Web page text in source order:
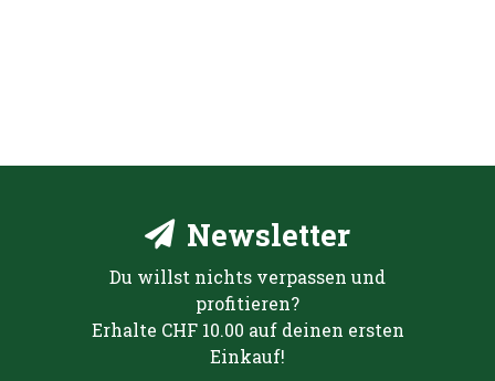
Newsletter
Du willst nichts verpassen und
profitieren?
Erhalte CHF 10.00 auf deinen ersten
Einkauf!